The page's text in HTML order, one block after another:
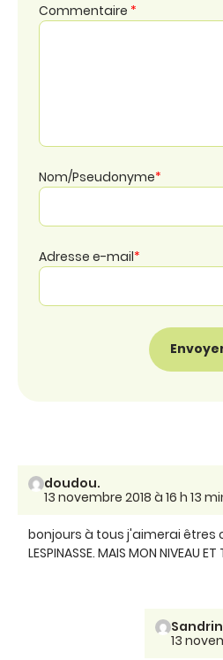
Commentaire *
Nom/Pseudonyme*
Adresse e-mail*
doudou.
13 novembre 2018 à 16 h 13
bonjours à tous j'aimerai êtres
LESPINASSE. MAIS MON NIVEAU ET
13